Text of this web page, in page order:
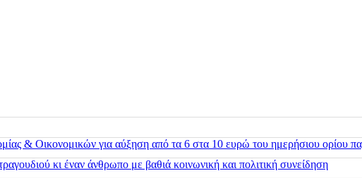
& Οικονομικών για αύξηση από τα 6 στα 10 ευρώ του ημερήσιου ορίου
κι έναν άνθρωπο με βαθιά κοινωνική και πολιτική συνείδηση